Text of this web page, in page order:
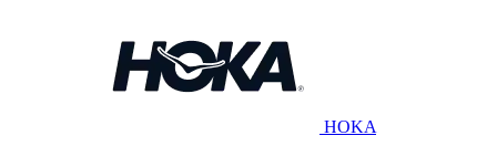
HOKA